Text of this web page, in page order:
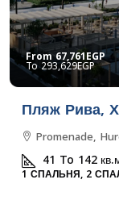
From67,761EGP
293,629EGP
Пляж Рива,
Promenade,
41 To 142
1 СПАЛЬНЯ, 2